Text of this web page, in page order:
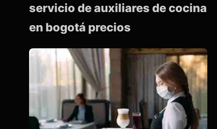
servicio de auxiliares de cocina
en bogotá precios